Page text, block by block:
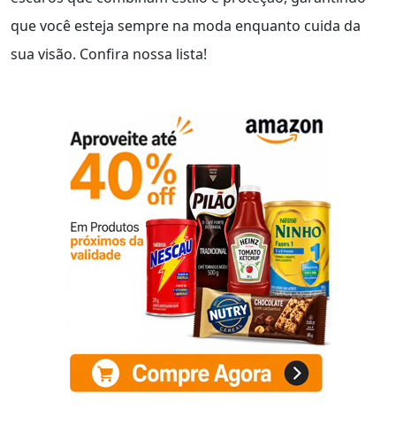
que você esteja sempre na moda enquanto cuida da
sua visão. Confira nossa lista!